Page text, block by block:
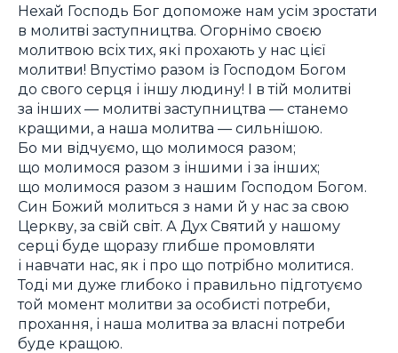
Нехай Господь Бог допоможе нам усім зростати
в молитві заступництва. Огорнімо своєю
молитвою всіх тих, які прохають у нас цієї
молитви! Впустімо разом із Господом Богом
до свого серця і іншу людину! І в тій молитві
за інших — молитві заступництва — станемо
кращими, а наша молитва — сильнішою.
Бо ми відчуємо, що молимося разом;
що молимося разом з іншими і за інших;
що молимося разом з нашим Господом Богом.
Син Божий молиться з нами й у нас за свою
Церкву, за свій світ. А Дух Святий у нашому
серці буде щоразу глибше промовляти
і навчати нас, як і про що потрібно молитися.
Тоді ми дуже глибоко і правильно підготуємо
той момент молитви за особисті потреби,
прохання, і наша молитва за власні потреби
буде кращою.